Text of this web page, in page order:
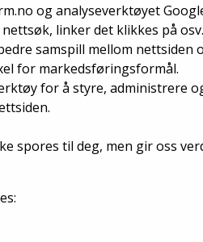
og analyseverktøyet
linker det klikkes på osv.
samspill mellom
for markedsføringsformål.
for å styre, administrere
spores til deg, men gir oss